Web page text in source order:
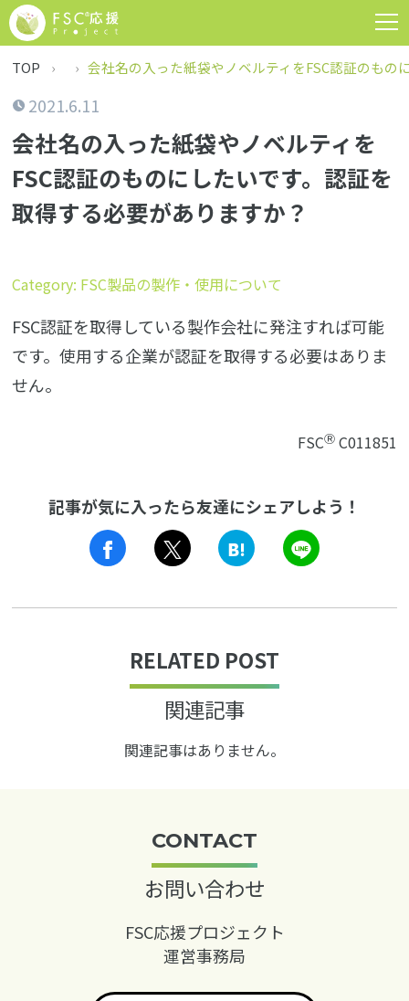
TOP 会社名の入った紙袋やノベルティをFSC認証のも
2021.6.11
会社名の入った紙袋やノベルティを
FSC認証のものにしたいです。認証を
取得する必要がありますか？
Category: FSC製品の製作・使用について
FSC認証を取得している製作会社に発注すれば可能
です。使用する企業が認証を取得する必要はありま
せん。
FSCⓇC011851
記事が気に入ったら友達にシェアしよう！
RELATED POST
関連記事
関連記事はありません。
CONTACT
お問い合わせ
FSC応援プロジェクト
運営事務局